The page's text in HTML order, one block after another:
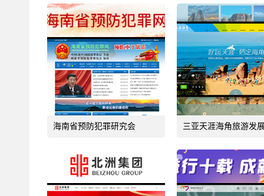
海南省预防犯罪研究会